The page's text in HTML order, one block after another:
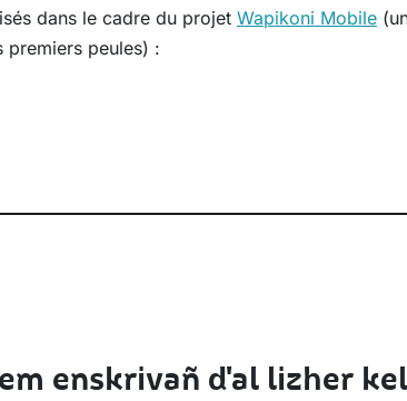
dans le cadre du projet Wapikoni Mobile
peules) :
enskrivañ d'al lizher